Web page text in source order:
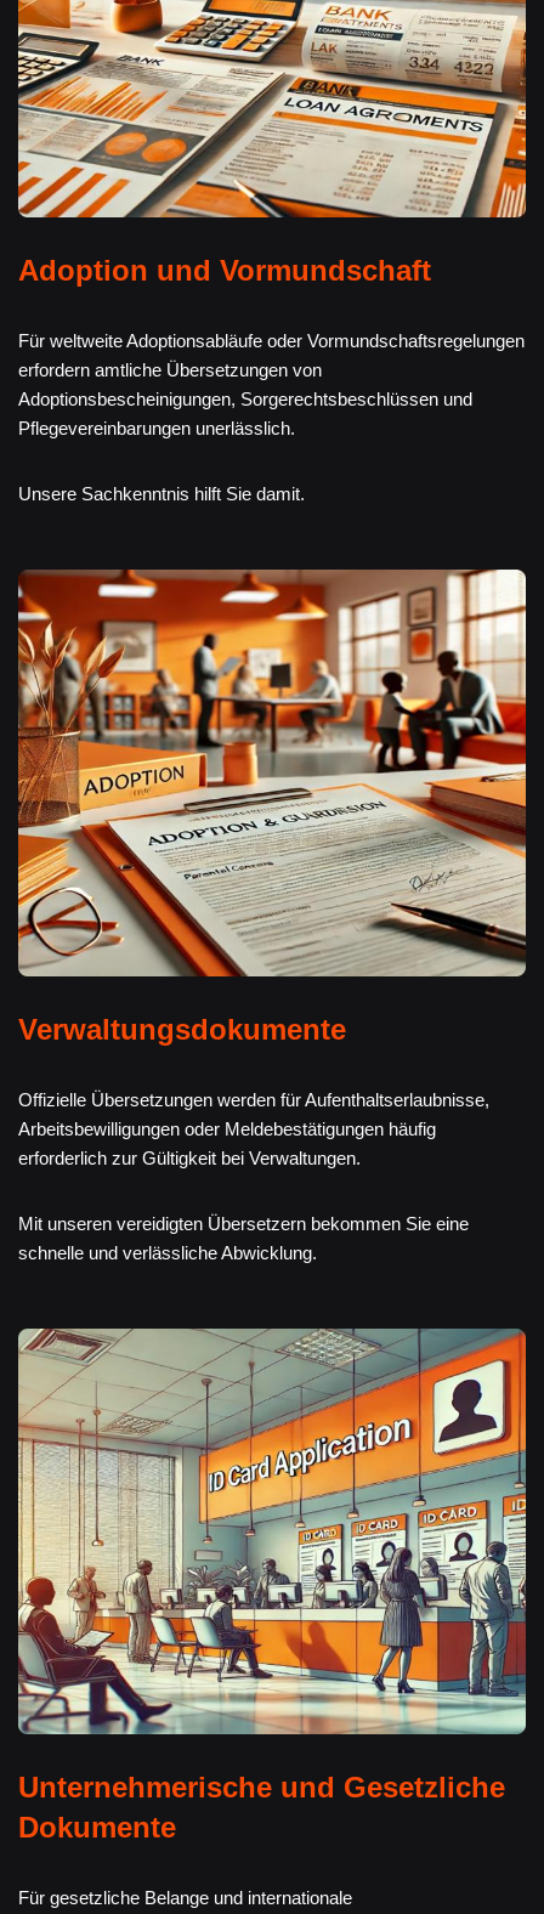
Adoption und Vormundschaft
Für weltweite Adoptionsabläufe oder Vormundschaftsregelungen
erfordern amtliche Übersetzungen von
Adoptionsbescheinigungen, Sorgerechtsbeschlüssen und
Pflegevereinbarungen unerlässlich.
Unsere Sachkenntnis hilft Sie damit.
Verwaltungsdokumente
Offizielle Übersetzungen werden für Aufenthaltserlaubnisse,
Arbeitsbewilligungen oder Meldebestätigungen häufig
erforderlich zur Gültigkeit bei Verwaltungen.
Mit unseren vereidigten Übersetzern bekommen Sie eine
schnelle und verlässliche Abwicklung.
Unternehmerische und Gesetzliche
Dokumente
Für gesetzliche Belange und internationale